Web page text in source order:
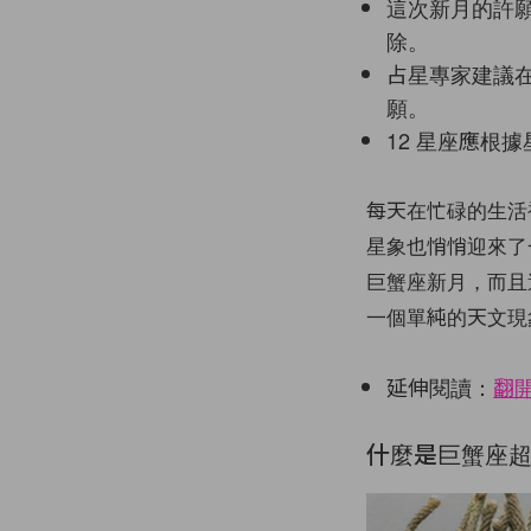
這次新月的許
除。
占星專家建議
願。
12 星座應根
每天在忙碌的生
星象也悄悄迎來
巨蟹座新月，而
一個單純的天文
延伸閱讀： 翻
什麼是巨蟹座